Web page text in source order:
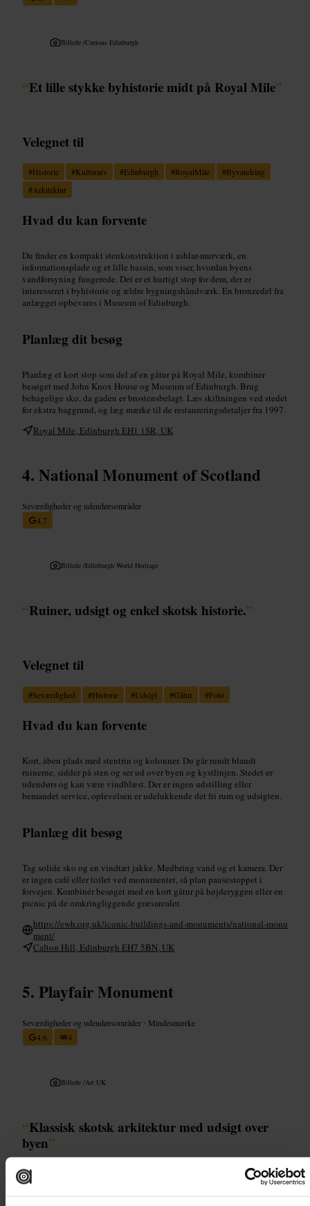
Billede /Curious Edinburgh
“Et lille stykke byhistorie midt på Royal Mile”
Velegnet til
#Historie #Kulturarv #Edinburgh #RoyalMile #Byvandring
#Arkitektur
Hvad du kan forvente
Du finder en kompakt stenkonstruktion i ashlar-murværk, en
informationsplade og et lille bassin, som viser, hvordan byens
vandforsyning fungerede. Det er et hurtigt stop for dem, der er
interesseret i byhistorie og ældre bygningshåndværk. En bronzedel fra
anlægget opbevares i Museum of Edinburgh.
Planlæg dit besøg
Planlæg et kort stop som del af en gåtur på Royal Mile, kombiner
besøget med John Knox House og Museum of Edinburgh. Brug
behagelige sko, da gaden er brostensbelagt. Læs skiltningen ved stedet
for ekstra baggrund, og læg mærke til de restaureringsdetaljer fra 1997.
Royal Mile, Edinburgh EH1 1SR, UK
National Monument of Scotland
Seværdigheder og udendørsområder
4,7
Billede /Edinburgh World Heritage
“Ruiner, udsigt og enkel skotsk historie.”
Velegnet til
#Seværdighed #Historie #Udsigt #Gåtur #Foto
Hvad du kan forvente
Kort, åben plads med stentrin og kolonner. Du går rundt blandt
ruinerne, sidder på sten og ser ud over byen og kystlinjen. Stedet er
udendørs og kan være vindblæst. Der er ingen udstilling eller
bemandet service, oplevelsen er udelukkende det fri rum og udsigten.
Planlæg dit besøg
Tag solide sko og en vindtæt jakke. Medbring vand og et kamera. Der
er ingen café eller toilet ved monumentet, så plan pausestoppet i
forvejen. Kombinér besøget med en kort gåtur på højderyggen eller en
picnic på de omkringliggende græsarealer.
https://ewh.org.uk/iconic-buildings-and-monuments/national-monu
ment/
Calton Hill, Edinburgh EH7 5BN, UK
Playfair Monument
Seværdigheder og udendørsområder • Mindesmærke
4,6
4
Billede /Art UK
“Klassisk skotsk arkitektur med udsigt over
byen”